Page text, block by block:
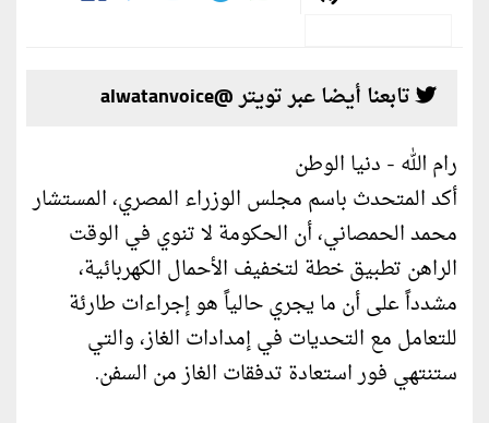
تابعنا أيضا عبر تويتر @alwatanvoice
رام الله - دنيا الوطن
أكد المتحدث باسم مجلس الوزراء المصري، المستشار
محمد الحمصاني، أن الحكومة لا تنوي في الوقت
الراهن تطبيق خطة لتخفيف الأحمال الكهربائية،
مشدداً على أن ما يجري حالياً هو إجراءات طارئة
للتعامل مع التحديات في إمدادات الغاز، والتي
ستنتهي فور استعادة تدفقات الغاز من السفن.